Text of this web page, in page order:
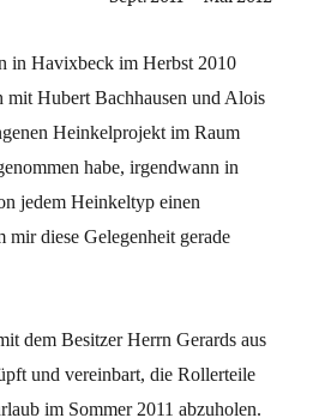
in Havixbeck im Herbst 2010
mit Hubert Bachhausen und Alois
Heinkelprojekt im Raum
habe, irgendwann in
jedem Heinkeltyp einen
mir diese Gelegenheit gerade
dem Besitzer Herrn Gerards aus
und vereinbart, die Rollerteile
im Sommer 2011 abzuholen.